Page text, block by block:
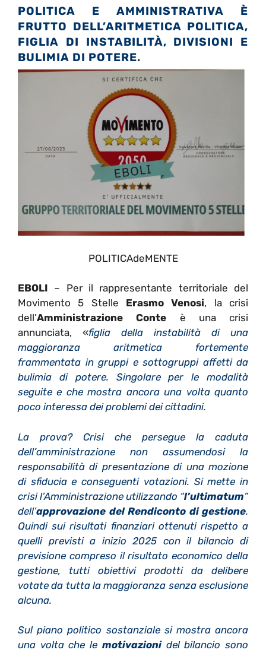
POLITICA E AMMINISTRATIVA È
FRUTTO DELL’ARITMETICA POLITICA,
FIGLIA DI INSTABILITÀ, DIVISIONI E
BULIMIA DI POTERE.
POLITICAdeMENTE
EBOLI – Per il rappresentante territoriale del
Movimento 5 Stelle Erasmo Venosi, la crisi
dell’Amministrazione Conte è una crisi
annunciata, «figlia della instabilità di una
maggioranza aritmetica fortemente
frammentata in gruppi e sottogruppi affetti da
bulimia di potere. Singolare per le modalità
seguite e che mostra ancora una volta quanto
poco interessa dei problemi dei cittadini.
La prova? Crisi che persegue la caduta
dell’amministrazione non assumendosi la
responsabilità di presentazione di una mozione
di sfiducia e conseguenti votazioni. Si mette in
crisi l’Amministrazione utilizzando “l’ultimatum”
dell’approvazione del Rendiconto di gestione.
Quindi sui risultati finanziari ottenuti rispetto a
quelli previsti a inizio 2025 con il bilancio di
previsione compreso il risultato economico della
gestione, tutti obiettivi prodotti da delibere
votate da tutta la maggioranza senza esclusione
alcuna.
Sul piano politico sostanziale si mostra ancora
una volta che le motivazionidel bilancio sono